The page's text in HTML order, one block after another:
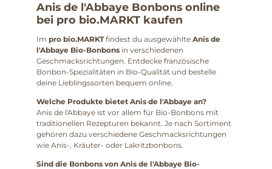
Anis de l'Abbaye Bonbons online
bei pro bio.MARKT kaufen
Im pro bio.MARKTfindest du ausgewählte Anis de
l'Abbaye Bio-Bonbons in verschiedenen
Geschmacksrichtungen. Entdecke französische
Bonbon-Spezialitäten in Bio-Qualität und bestelle
deine Lieblingssorten bequem online.
Welche Produkte bietet Anis de l'Abbaye an?
Anis de l'Abbaye ist vor allem für Bio-Bonbons mit
traditionellen Rezepturen bekannt. Je nach Sortiment
gehören dazu verschiedene Geschmacksrichtungen
wie Anis-, Kräuter- oder Lakritzbonbons.
Sind die Bonbons von Anis de l'Abbaye Bio-